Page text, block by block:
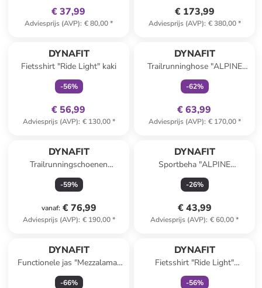
€ 37,99
Adviesprijs (AVP): € 80,00*
€ 173,99
Adviesprijs (AVP): € 380,00*
DYNAFIT
Fietsshirt "Ride Light" kaki
-56%
€ 56,99
Adviesprijs (AVP): € 130,00*
DYNAFIT
Trailrunninghose "ALPINE
WARM" donkerblauw
-62%
€ 63,99
Adviesprijs (AVP): € 170,00*
DYNAFIT
Trailrunningschoenen
"Transalper"
oranje/donkerblauw
-59%
vanaf: € 76,99
Adviesprijs (AVP): € 190,00*
DYNAFIT
Sportbeha "ALPINE
GRAPHIC" oranje
-26%
€ 43,99
Adviesprijs (AVP): € 60,00*
DYNAFIT
Functionele jas "Mezzalama"
paars
-66%
DYNAFIT
Fietsshirt "Ride Light"
turquoise
-56%